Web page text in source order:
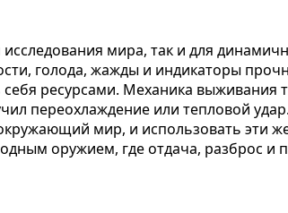
мира, так и для
голода, жажды и индикаторы
ресурсами. Механика
переохлаждение или тепловой
мир, и использовать эти
оружием, где отдача, разброс и